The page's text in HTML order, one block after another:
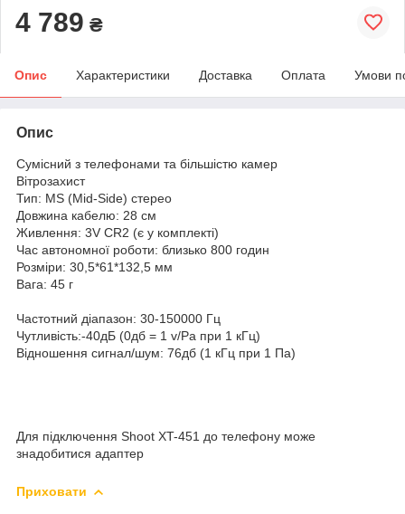
4 789 ₴
Опис Характеристики Доставка Оплата Умови
Опис
Сумісний з телефонами та більшістю камер
Вітрозахист
Тип: MS (Mid-Side) стерео
Довжина кабелю: 28 см
Живлення: 3V CR2 (є у комплекті)
Час автономної роботи: близько 800 годин
Розміри: 30,5*61*132,5 мм
Вага: 45 г
Частотний діапазон: 30-150000 Гц
Чутливість:-40дБ (0дб = 1 v/Pa при 1 кГц)
Відношення сигнал/шум: 76дб (1 кГц при 1 Па)
Для підключення Shoot XT-451 до телефону може
знадобитися адаптер
Приховати